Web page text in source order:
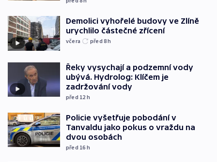
Demolici vyhořelé budovy ve Zlíně
urychlilo částečné zřícení
včera před 8h
Řeky vysychají a podzemní vody
ubývá. Hydrolog: Klíčem je
zadržování vody
před 12 h
Policie vyšetřuje pobodání v
Tanvaldu jako pokus o vraždu na
dvou osobách
před 16 h